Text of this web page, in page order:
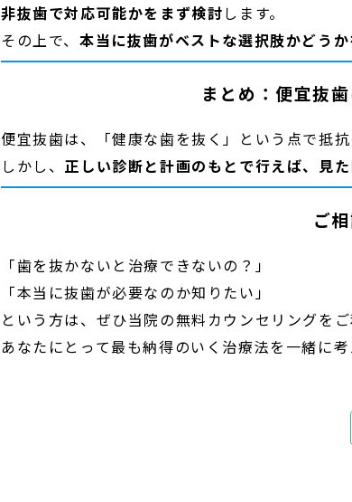
非抜歯で対応可能かをまず検討します。
その上で、 本当に抜歯がベストな選択肢かどう
まとめ：便宜抜
便宜抜歯は、「健康な歯を抜く」という点で抵抗
しかし、 正しい診断と計画のもとで行えば、見
ご
「歯を抜かないと治療できないの？」
「本当に抜歯が必要なのか知りたい」
という方は、ぜひ当院の無料カウンセリングをご
あなたにとって最も納得のいく治療法を一緒に考